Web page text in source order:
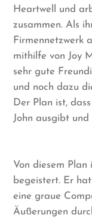
Heartwell und
zusammen. Als
Firmennetzwerk
mithilfe von Joy
sehr gute
und noch dazu
Der Plan ist,
John ausgibt
Von diesem Plan
begeistert. Er
eine graue
Äußerungen